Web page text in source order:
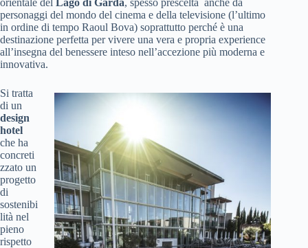
orientale del Lago di Garda, spesso prescelta anche da
personaggi del mondo del cinema e della televisione (l’ultimo
in ordine di tempo Raoul Bova) soprattutto perché è una
destinazione perfetta per vivere una vera e propria experience
all’insegna del benessere inteso nell’accezione più moderna e
innovativa.
Si tratta
di un
design
hotel
che ha
concreti
zzato un
progetto
di
sostenibi
lità nel
pieno
rispetto